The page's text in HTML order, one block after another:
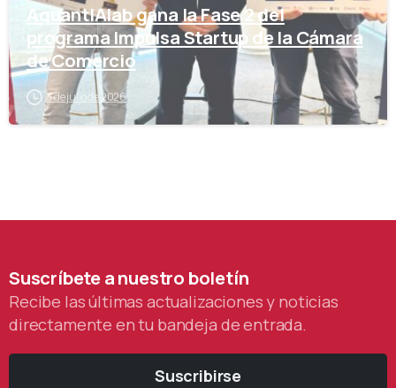
AquantIAlab gana la Fase 2 del
programa Impulsa Startup de la Cámara
de Comercio
3 de julio de 2026
Suscríbeteanuestro boletín
Recibe las últimas actualizaciones y noticias
directamente en tu bandeja de entrada.
Suscribirse